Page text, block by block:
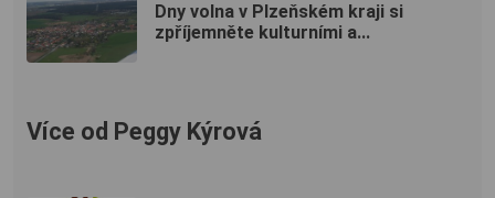
Dny volna v Plzeňském kraji si
zpříjemněte kulturními a...
Více od Peggy Kýrová